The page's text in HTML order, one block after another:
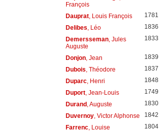
François
Dauprat, Louis François 1781
Delibes, Léo 1836
Demersseman, Jules
Auguste
1833
Donjon, Jean 1839
Dubois, Théodore 1837
Duparc, Henri 1848
Duport, Jean-Louis 1749
Durand , Auguste 1830
Duvernoy, Victor Alphonse 1842
Farrenc, Louise 1804